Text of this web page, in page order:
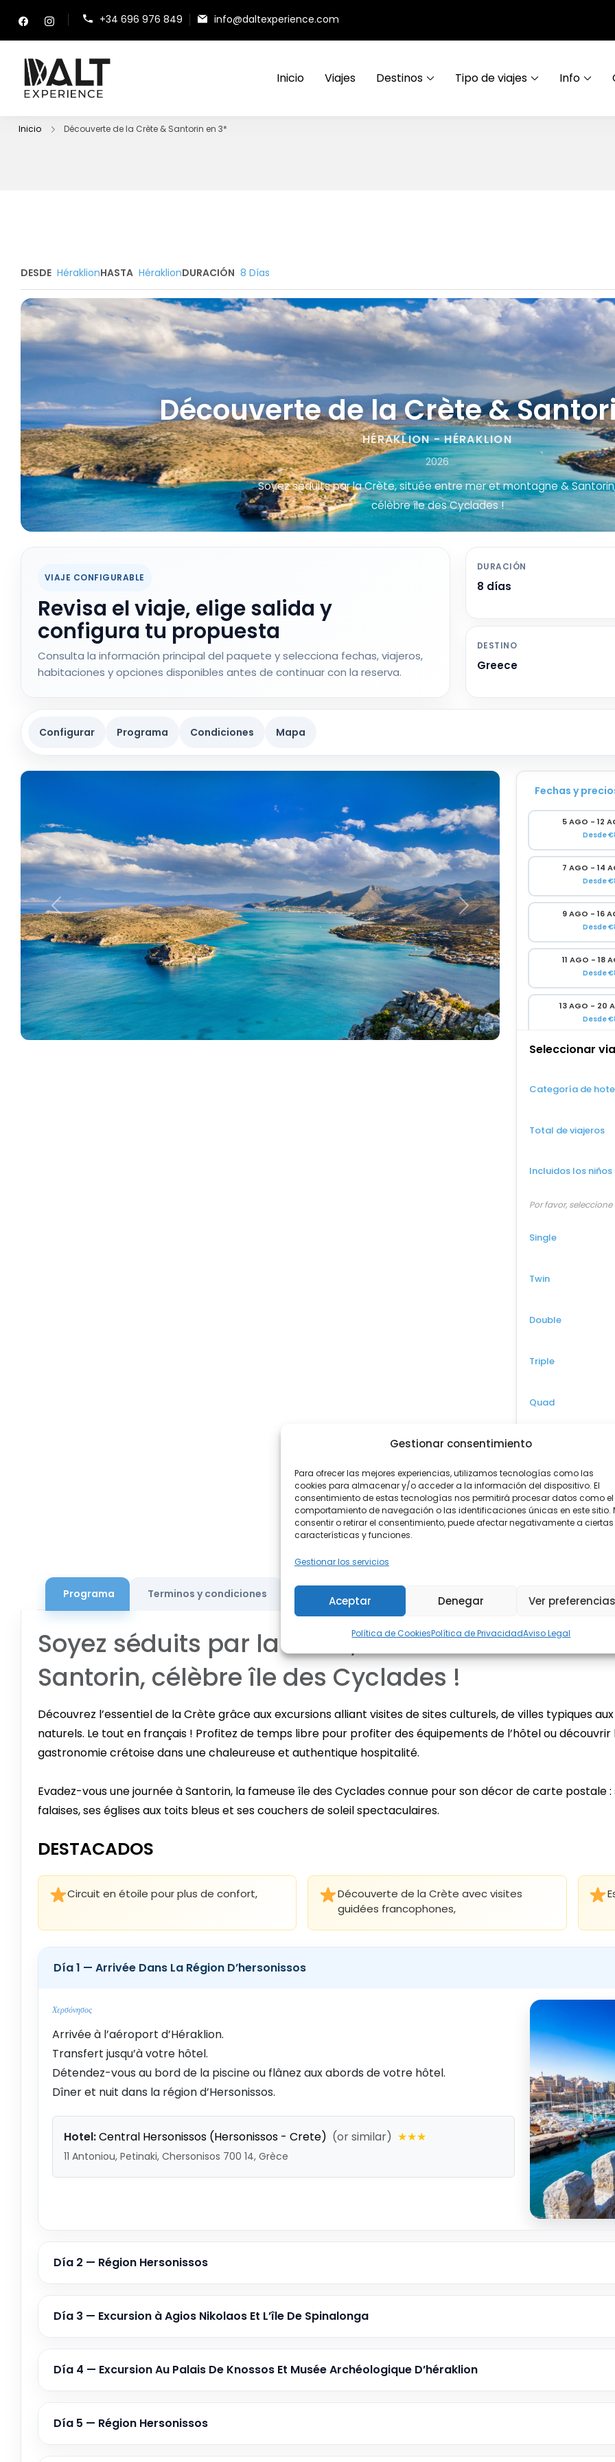
Gestionar consentimiento
Para ofrecer las mejores experiencias, utilizamos tecnologías como las
cookies para almacenar y/o acceder a la información del dispositivo. El
consentimiento de estas tecnologías nos permitirá procesar datos como el
comportamiento de navegación o las identificaciones únicas en este sitio.
consentir o retirar el consentimiento, puede afectar negativamente a ciertas
características y funciones.
Gestionar los servicios
Aceptar Denegar Ver preferencias
Política de CookiesPolítica de PrivacidadAviso Legal
+34 696 976 849 info@daltexperience.com
Inicio Viajes Destinos Tipo de viajes Info
Inicio Découverte de la Crète & Santorin en 3*
DESDE HéraklionHASTA HéraklionDURACIÓN 8 Días
Découverte de la Crète &
HÉRAKLION - HÉRAKLION
2026
Soyez séduits par la Crète, située entre mer et montagne &
célèbre île des Cyclades !
VIAJE CONFIGURABLE
Revisa el viaje, elige salida y
configura tu propuesta
Consulta la información principal del paquete y selecciona fechas, viajeros,
habitaciones y opciones disponibles antes de continuar con la reserva.
DURACIÓN
8 días
DESTINO
Greece
Configurar Programa Condiciones Mapa
Fechas y
5 AGO - 12
Desde
7 AGO - 14
Desde
9 AGO - 16
Desde
11 AGO - 18
Desde
13 AGO - 20
Desde
15 AGO - 22
Desde
Desde
4 SEP - 11
Desde
8 SEP - 15
10 SEP - 17
Desde
Desde
14 SEP - 21
16 SEP - 23
20 SEP - 27
Desde
22 SEP - 29
28 SEP - 5
Desde
30 SEP - 7
Desde
2 OCT - 9
Desde
4 OCT - 11
Desde
8 OCT - 15
10 OCT - 17
Desde
Seleccionar
Categoría de
Total de viajeros
Incluidos los niños
Por favor,
Single
Twin
Double
Triple
Quad
Política infantil:
en el selector
Programa Terminos y condiciones
Soyez séduits par la Crète, située entre mer et
Santorin, célèbre île des Cyclades !
Découvrez l’essentiel de la Crète grâce aux excursions alliant visites de sites culturels, de villes typiques
naturels. Le tout en français ! Profitez de temps libre pour profiter des équipements de l’hôtel ou
gastronomie crétoise dans une chaleureuse et authentique hospitalité.
Evadez-vous une journée à Santorin, la fameuse île des Cyclades connue pour son décor de carte postale
falaises, ses églises aux toits bleus et ses couchers de soleil spectaculaires.
DESTACADOS
Circuit en étoile pour plus de confort,
Découverte de la Crète avec visites
guidées francophones,
Día 1 — Arrivée Dans La Région D’hersonissos
Χερσόνησος
Arrivée à l’aéroport d’Héraklion.
Transfert jusqu’à votre hôtel.
Détendez-vous au bord de la piscine ou flânez aux abords de votre hôtel.
Dîner et nuit dans la région d’Hersonissos.
Hotel:Central Hersonissos (Hersonissos - Crete) (or similar) ★★★
11 Antoniou, Petinaki, Chersonisos 700 14, Grèce
Día 2 — Région Hersonissos
Día 3 — Excursion à Agios Nikolaos Et L’île De Spinalonga
Día 4 — Excursion Au Palais De Knossos Et Musée Archéologique D’héraklion
Día 5 — Région Hersonissos